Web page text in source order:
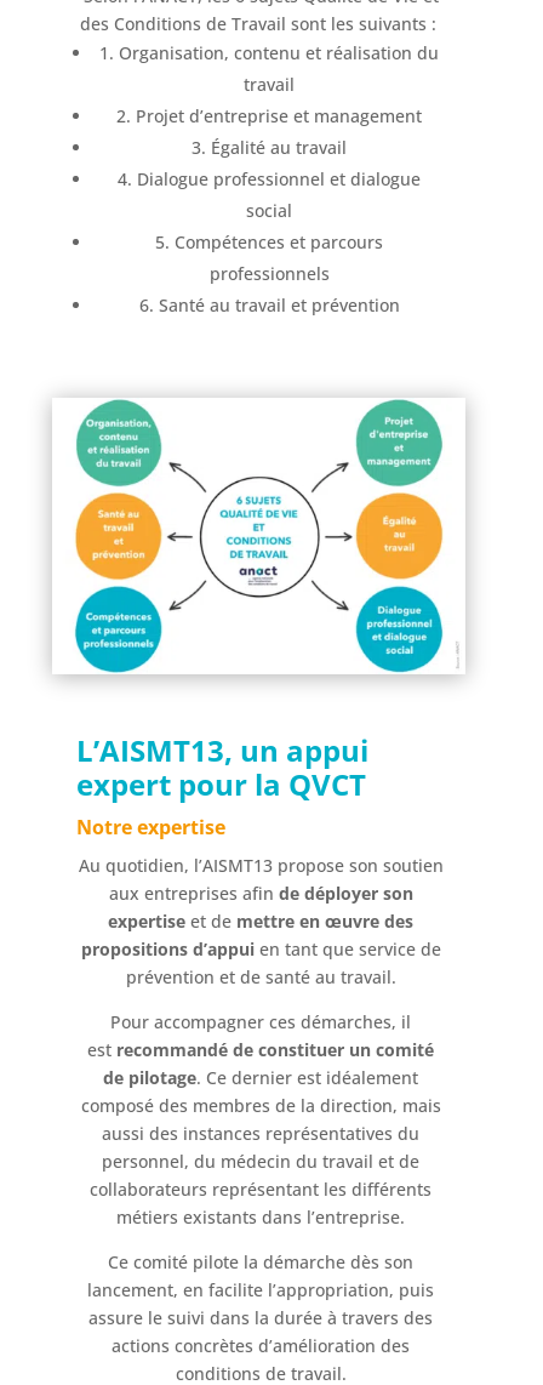
des Conditions de Travail sont les suivants :
1. Organisation, contenu et réalisation du
travail
2. Projet d’entreprise et management
3. Égalité au travail
4. Dialogue professionnel et dialogue
social
5. Compétences et parcours
professionnels
6. Santé au travail et prévention
L’AISMT13, un appui
expert pour la QVCT
Notre expertise
Au quotidien, l’AISMT13 propose son soutien
aux entreprises afin de déployer son
expertise et de mettre en œuvre des
propositions d’appui en tant que service de
prévention et de santé au travail.
Pour accompagner ces démarches, il
est recommandé de constituer un comité
de pilotage. Ce dernier est idéalement
composé des membres de la direction, mais
aussi des instances représentatives du
personnel, du médecin du travail et de
collaborateurs représentant les différents
métiers existants dans l’entreprise.
Ce comité pilote la démarche dès son
lancement, en facilite l’appropriation, puis
assure le suivi dans la durée à travers des
actions concrètes d’amélioration des
conditions de travail.